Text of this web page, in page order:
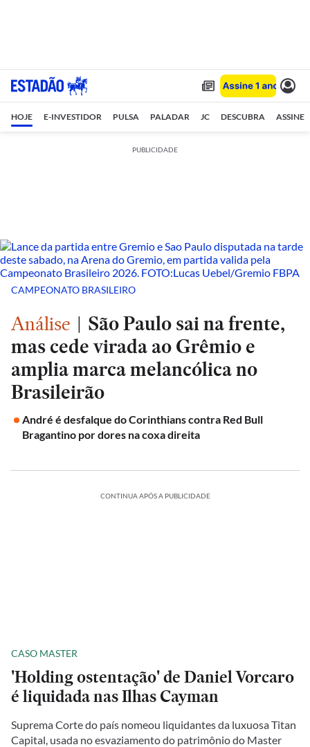
HOJE E-INVESTIDOR PULSA PALADAR JC DESCUBRA ASSINE
PUBLICIDADE
CAMPEONATO BRASILEIRO
Análise | São Paulo sai na frente,
mas cede virada ao Grêmio e
amplia marca melancólica no
Brasileirão
André é desfalque do Corinthians contra Red Bull
Bragantino por dores na coxa direita
CONTINUA APÓS A PUBLICIDADE
CASO MASTER
'Holding ostentação' de Daniel Vorcaro
é liquidada nas Ilhas Cayman
Suprema Corte do país nomeou liquidantes da luxuosa Titan
Capital, usada no esvaziamento do patrimônio do Master